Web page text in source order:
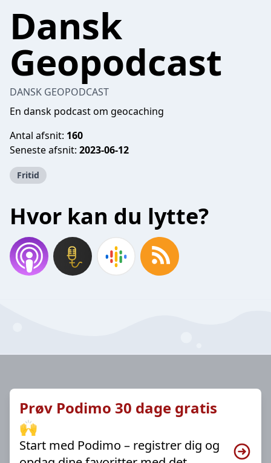
Dansk
Geopodcast
DANSK GEOPODCAST
En dansk podcast om geocaching
Antal afsnit: 160
Seneste afsnit: 2023-06-12
Fritid
Hvor kan du lytte?
Prøv Podimo 30 dage gratis
🙌
Start med Podimo – registrer dig og